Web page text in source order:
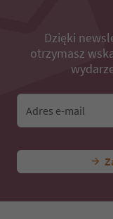
Dzięki
otrzymasz
Adres e-mail